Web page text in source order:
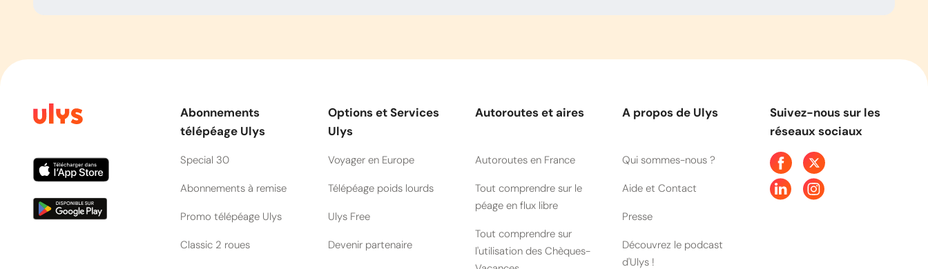
Abonnements
télépéage Ulys
Special 30
Abonnements à remise
Promo télépéage Ulys
Classic 2 roues
Options et Services
Ulys
Voyager en Europe
Télépéage poids lourds
Ulys Free
Devenir partenaire
Autoroutes et aires
Autoroutes en France
Tout comprendre sur le
péage en flux libre
Tout comprendre sur
l'utilisation des Chèques-
A propos de Ulys
Qui sommes-nous ?
Aide et Contact
Presse
Découvrez le podcast
d'Ulys !
Suivez-nous sur les
réseaux sociaux